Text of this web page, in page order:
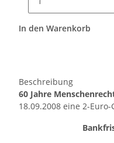
In den Warenkorb
Beschreibung
60 Jahre
18.09.2008 eine 2-